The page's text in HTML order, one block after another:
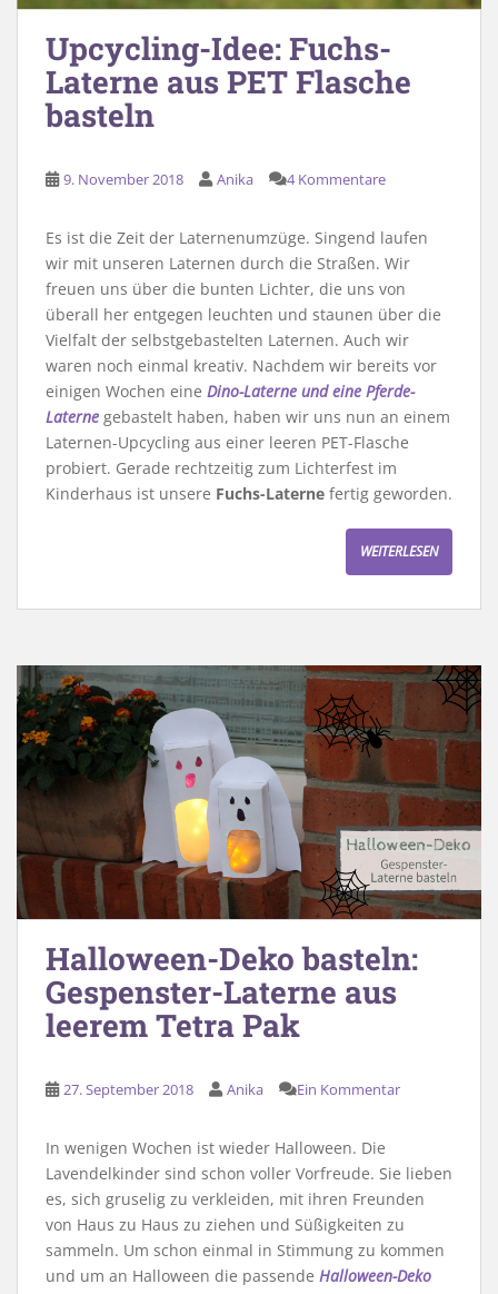
Upcycling-Idee: Fuchs-
Laterne aus PET Flasche
basteln
9. November 2018 Anika 4 Kommentare
Es ist die Zeit der Laternenumzüge. Singend laufen
wir mit unseren Laternen durch die Straßen. Wir
freuen uns über die bunten Lichter, die uns von
überall her entgegen leuchten und staunen über die
Vielfalt der selbstgebastelten Laternen. Auch wir
waren noch einmal kreativ. Nachdem wir bereits vor
einigen Wochen eine Dino-Laterne und eine Pferde-
Laterne gebastelt haben, haben wir uns nun an einem
Laternen-Upcycling aus einer leeren PET-Flasche
probiert. Gerade rechtzeitig zum Lichterfest im
Kinderhaus ist unsere Fuchs-Laterne fertig geworden.
WEITERLESEN
Halloween-Deko basteln:
Gespenster-Laterne aus
leerem Tetra Pak
27. September 2018 Anika Ein Kommentar
In wenigen Wochen ist wieder Halloween. Die
Lavendelkinder sind schon voller Vorfreude. Sie lieben
es, sich gruselig zu verkleiden, mit ihren Freunden
von Haus zu Haus zu ziehen und Süßigkeiten zu
sammeln. Um schon einmal in Stimmung zu kommen
und um an Halloween die passende Halloween-Deko